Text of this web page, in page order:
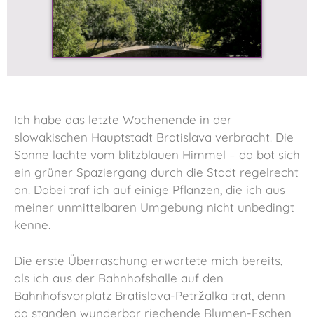
Ich habe das letzte Wochenende in der
slowakischen Hauptstadt Bratislava verbracht. Die
Sonne lachte vom blitzblauen Himmel – da bot sich
ein grüner Spaziergang durch die Stadt regelrecht
an. Dabei traf ich auf einige Pflanzen, die ich aus
meiner unmittelbaren Umgebung nicht unbedingt
kenne.
Die erste Überraschung erwartete mich bereits,
als ich aus der Bahnhofshalle auf den
Bahnhofsvorplatz Bratislava-Petržalka trat, denn
da standen wunderbar riechende Blumen-Eschen